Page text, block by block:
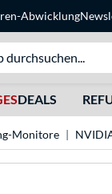
Abwicklung
DEALS
Monitore